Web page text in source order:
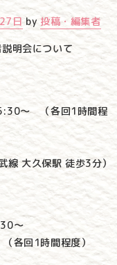
日 by 投稿・編集者
明会について
～ （各回1時間程
大久保駅 徒歩3分）
～
回1時間程度）